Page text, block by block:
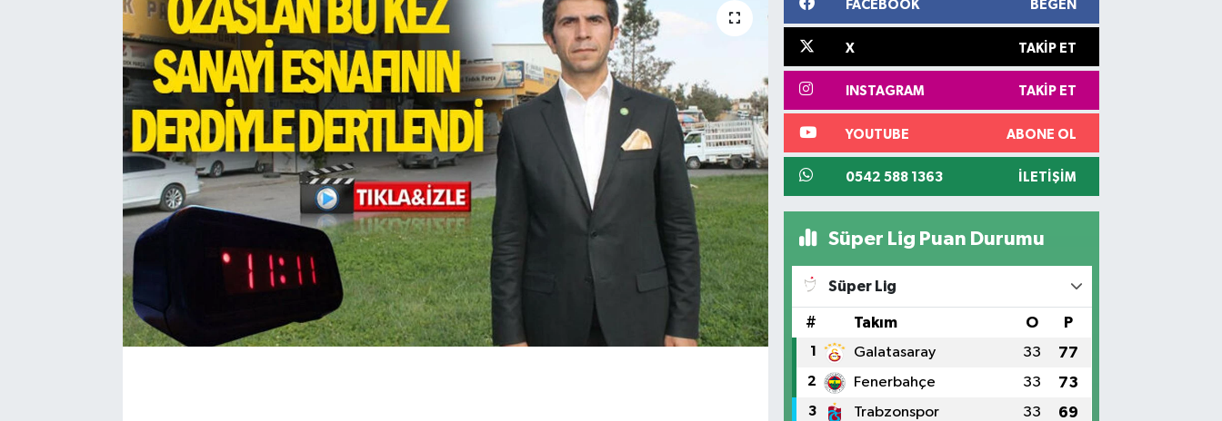
FACEBOOK BEĞEN
X TAKIP ET
INSTAGRAM TAKIP ET
YOUTUBE ABONE OL
0542 588 1363 İLETIŞIM
Süper Lig Puan Durumu
Süper Lig
# Takım O P
1 Galatasaray 33 77
2 Fenerbahçe 33 73
3 Trabzonspor 33 69